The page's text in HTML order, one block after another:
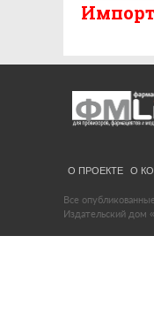
О ПРОЕКТЕ О
Все
Издательский дом